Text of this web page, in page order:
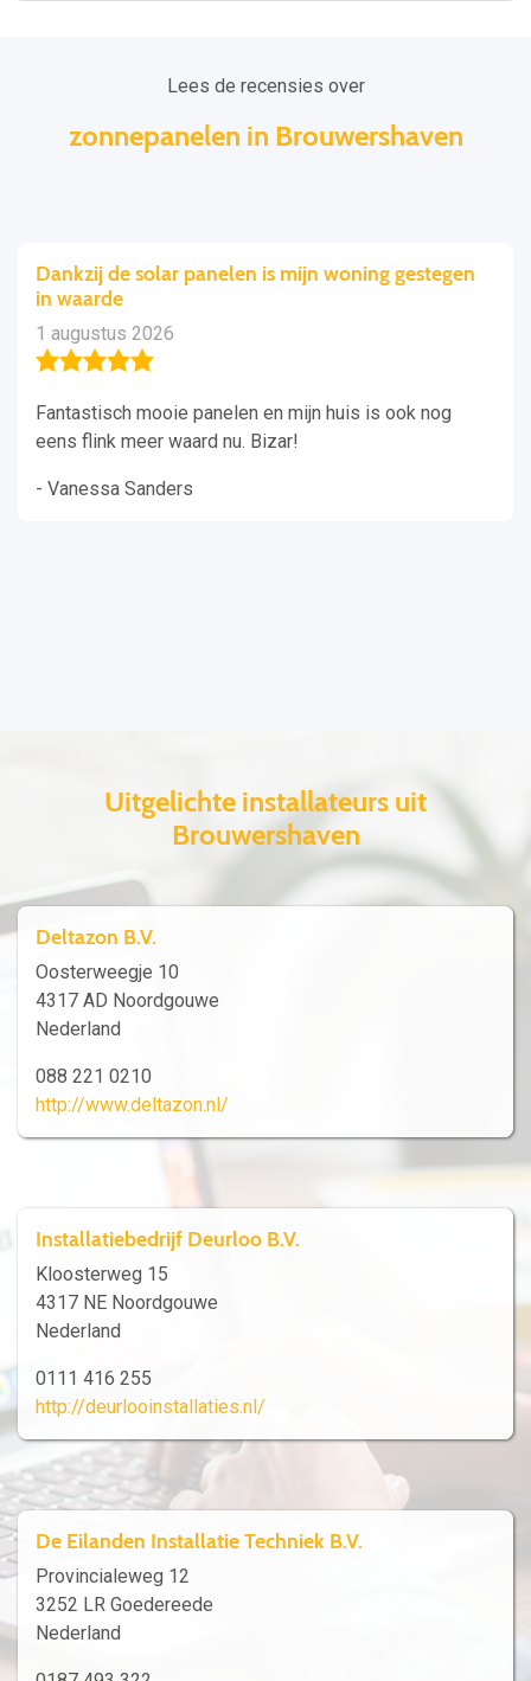
Lees de recensies over
zonnepanelen in Brouwershaven
Dankzij de solar panelen is mijn woning gestegen
in waarde
1 augustus 2026
Fantastisch mooie panelen en mijn huis is ook nog
eens flink meer waard nu. Bizar!
- Vanessa Sanders
Uitgelichte installateurs uit
Brouwershaven
Deltazon B.V.
Oosterweegje 10
4317 AD Noordgouwe
Nederland
088 221 0210
http://www.deltazon.nl/
Installatiebedrijf Deurloo B.V.
Kloosterweg 15
4317 NE Noordgouwe
Nederland
0111 416 255
http://deurlooinstallaties.nl/
De Eilanden Installatie Techniek B.V.
Provincialeweg 12
3252 LR Goedereede
Nederland